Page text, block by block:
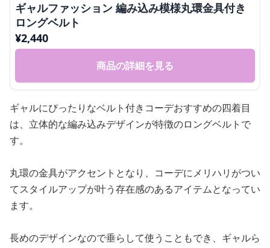
ギャルファッション 編み込み模様丸環金具付き
ロングベルト
¥2,440
商品の詳細を見る
ギャルにぴったりなベルト付きコーデおすすめの四着目
は、立体的な編み込みデザインが特徴のロングベルトで
す。
丸環の金具がアクセントとなり、コーデにメリハリがつい
てスタイルアップが叶う存在感のあるアイテムとなってい
ます。
長めのデザインなので垂らして使うこともでき、ギャルら